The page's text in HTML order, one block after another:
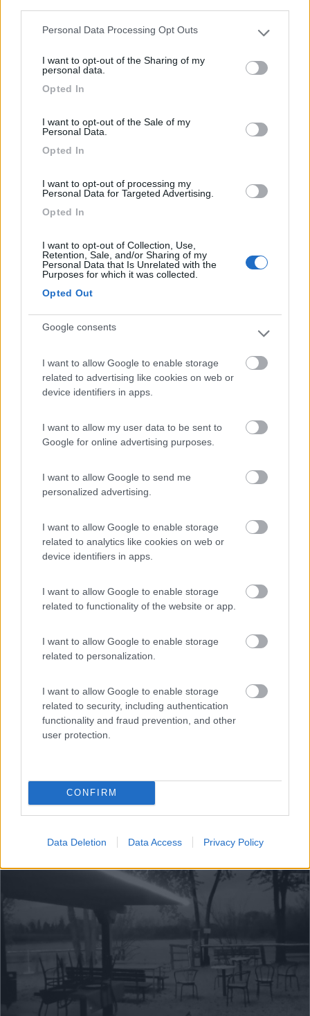
Please note that this website/app uses one or more Google
not limited to your visit or usage behaviour. You may click to
grant or deny consent to Google and its third-party tags to
use your data for below specified purposes in below Google
Personal Data Processing Opt Outs
I want to opt-out of the Sharing of my
personal data.
Opted In
I want to opt-out of the Sale of my
Personal Data.
Opted In
I want to opt-out of processing my
Personal Data for Targeted Advertising.
Opted In
I want to opt-out of Collection, Use,
Retention, Sale, and/or Sharing of my
Personal Data that Is Unrelated with the
Purposes for which it was collected.
Opted Out
Google consents
I want to allow Google to enable storage
related to advertising like cookies on web or
device identifiers in apps.
I want to allow my user data to be sent to
Google for online advertising purposes.
I want to allow Google to send me
personalized advertising.
I want to allow Google to enable storage
related to analytics like cookies on web or
device identifiers in apps.
I want to allow Google to enable storage
related to functionality of the website or app.
I want to allow Google to enable storage
related to personalization.
I want to allow Google to enable storage
related to security, including authentication
functionality and fraud prevention, and other
user protection.
CONFIRM
Data Deletion Data Access Privacy Policy
Area di sosta (PS)
Parcheggio
Servizi / Posizione
Nel parcheggio sterrato antistante la stazione ferroviari...
Fogliano Redipuglia (GO) - 14.6km
Area di sosta (PS)
1 1
Servizi / Posizione
In enorme parcheggio davanti alla stazione dei
San Pier d'Isonzo (GO) - 14.7km